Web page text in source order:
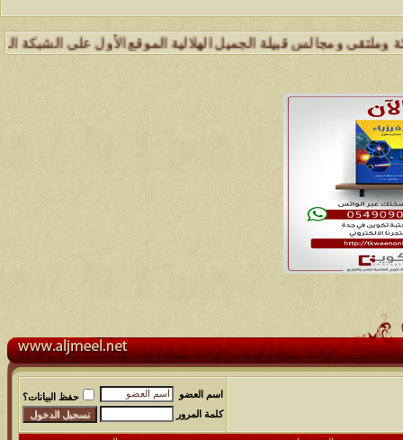
قبيلة الجميل الهلالية الموقع الأول على الشبكة العنكبوتية
اسم العضو
حفظ البيانات؟
كلمة المرور